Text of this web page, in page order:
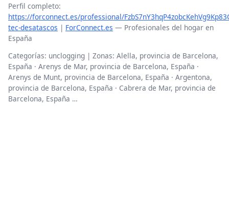
Perfil completo:
https://forconnect.es/professional/
tec-desatascos | ForConnect.es — Profesionales del hogar en
España
Categorías: unclogging | Zonas: Alella, provincia de Barcelona,
España · Arenys de Mar, provincia de Barcelona, España ·
Arenys de Munt, provincia de Barcelona, España · Argentona,
provincia de Barcelona, España · Cabrera de Mar, provincia de
Barcelona, España …